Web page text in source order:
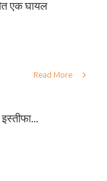
एक घायल
Read More